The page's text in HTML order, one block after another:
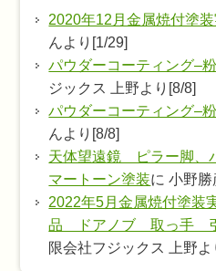
2020年12月金属焼付塗
んより[1/29]
パウダーコーティング–
ジックス 上野より[8/8]
パウダーコーティング–
んより[8/8]
天体望遠鏡 ピラー脚、
マートーン塗装に 小野勝
2022年5月金属焼付塗
品 ドアノブ 取っ手
限会社フジックス 上野よ